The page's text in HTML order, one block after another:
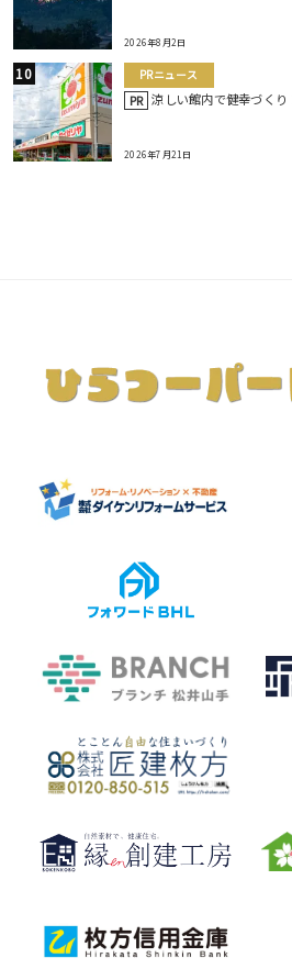
2026年8月2日
PRニュース
PR 涼しい館内で健幸づく
2026年7月21日